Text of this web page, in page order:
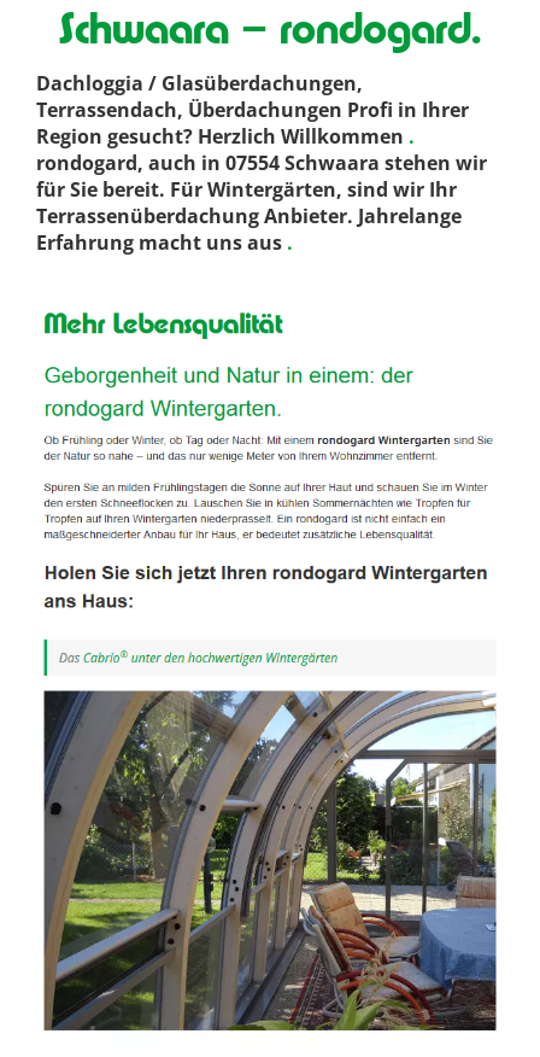
Schwaara – rondogard.
Dachloggia / Glasüberdachungen,
Terrassendach, Überdachungen Profi in Ihrer
Region gesucht? Herzlich Willkommen .
rondogard, auch in 07554 Schwaara stehen wir
für Sie bereit. Für Wintergärten, sind wir Ihr
Terrassenüberdachung Anbieter. Jahrelange
Erfahrung macht uns aus .